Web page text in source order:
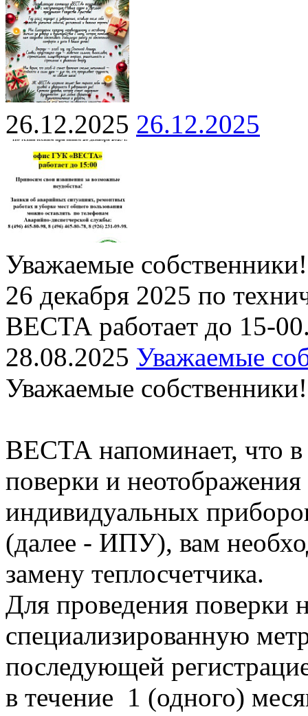
26.12.2025 26.12.2025
Уважаемые собственники!
26 декабря 2025 по
ВЕСТА работает до 15-
28.08.2025 Уважаемые
Уважаемые собственники!
ВЕСТА напоминает, что в
поверки и
индивидуальных
(далее - ИПУ), вам
замену теплосчетчика.
Для проведения поверки
специализированную
последующей
в течение 1 (одного)